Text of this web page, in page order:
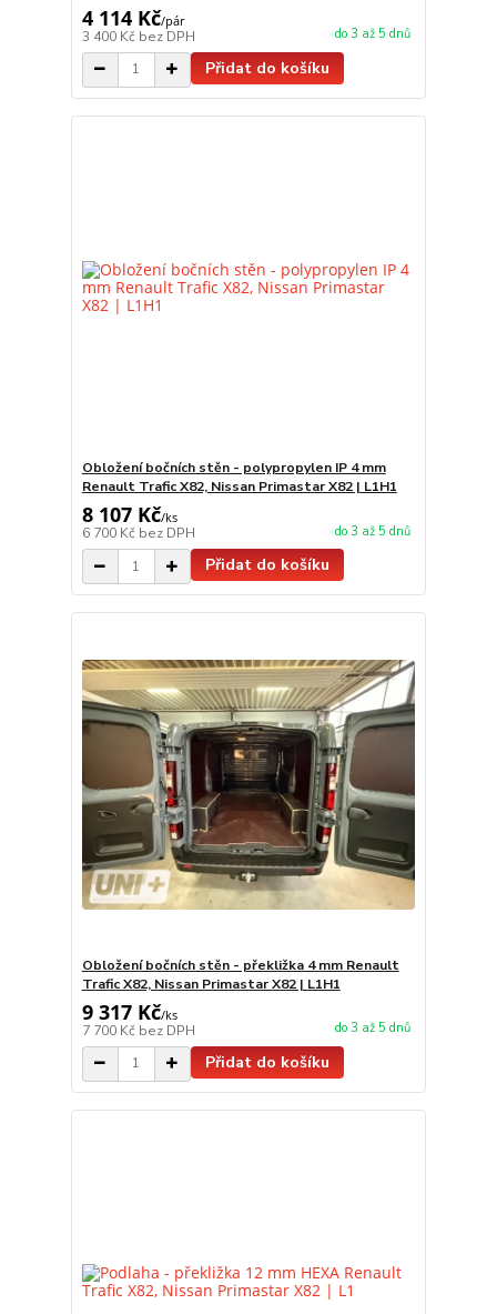
4 114 Kč/pár
3 400 Kč bez DPH do 3 až 5 dnů
Přidat do košíku
Obložení bočních stěn - polypropylen IP 4 mm
Renault Trafic X82, Nissan Primastar X82 | L1H1
8 107 Kč/ks
6 700 Kč bez DPH do 3 až 5 dnů
Přidat do košíku
Obložení bočních stěn - překližka 4 mm Renault
Trafic X82, Nissan Primastar X82 | L1H1
9 317 Kč/ks
7 700 Kč bez DPH do 3 až 5 dnů
Přidat do košíku